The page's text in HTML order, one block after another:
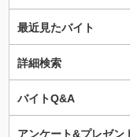
最近見たバイト
詳細検索
バイトQ&A
アンケート&プレゼン